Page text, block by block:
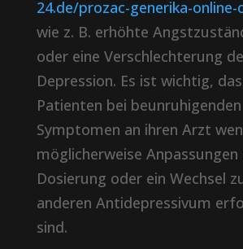
24.de/prozac-generika-
wie z. B. erhöhte
oder eine Verschlechterung
Depression. Es ist wichtig,
Patienten bei beunruhigenden
Symptomen an ihren Arzt
möglicherweise Anpassungen
Dosierung oder ein Wechsel
anderen Antidepressivum
sind.